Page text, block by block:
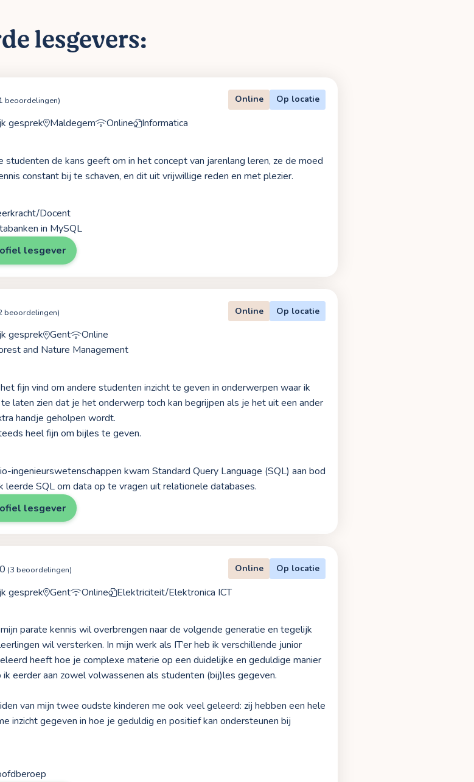
lesgevers:
beoordelingen) Online Op locatie
gesprek Maldegem Online Informatica
studenten de kans geeft om in het concept van jarenlang leren, ze de moed
constant bij te schaven, en dit uit vrijwillige reden en met plezier.
Docent
in MySQL
lesgever
beoordelingen) Online Op locatie
gesprek Gent
Online
and Nature Management
fijn vind om andere studenten inzicht te geven in onderwerpen waar ik
laten zien dat je het onderwerp toch kan begrijpen als je het uit een ander
handje geholpen wordt.
heel fijn om bijles te geven.
ingenieurswetenschappen kwam Standard Query Language (SQL) aan bod
leerde SQL om data op te vragen uit relationele databases.
lesgever
(3 beoordelingen) Online Op locatie
gesprek Gent Online Elektriciteit/Elektronica ICT
parate kennis wil overbrengen naar de volgende generatie en tegelijk
wil versterken. In mijn werk als IT’er heb ik verschillende junior
heeft hoe je complexe materie op een duidelijke en geduldige manier
ik eerder aan zowel volwassenen als studenten (bij)les gegeven.
van mijn twee oudste kinderen me ook veel geleerd: zij hebben een hele
inzicht gegeven in hoe je geduldig en positief kan ondersteunen bij